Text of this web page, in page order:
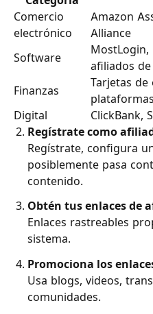
Comercio
electrónico
Amazon
Alliance
Software
afiliados de
Finanzas
Tarjetas
Digital
ClickBank,
Regístrate como
Regístrate, configura
posiblemente pasa
contenido.
Obtén tus enlaces de
Enlaces rastreables
sistema.
Promociona los
Usa blogs, videos,
comunidades.